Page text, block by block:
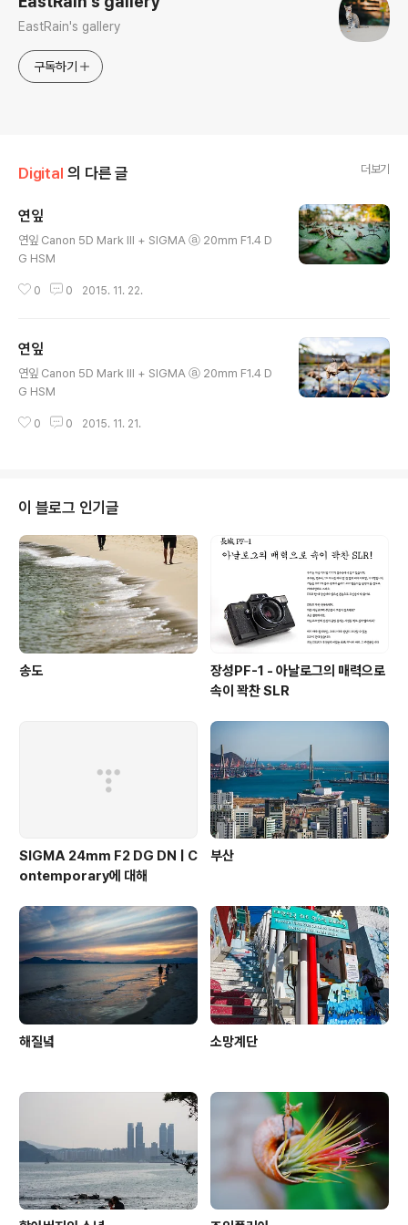
EastRain's gallery
구독하기
Digital 의 다른 글 더보기
연잎
연잎 Canon 5D Mark III + SIGMA ⓐ 20mm F1.4 D
G HSM
0 0 2015. 11. 22.
연잎
연잎 Canon 5D Mark III + SIGMA ⓐ 20mm F1.4 D
G HSM
0 0 2015. 11. 21.
이 블로그 인기글
송도
장성PF-1 - 아날로그의 매력으로
속이 꽉찬 SLR
SIGMA 24mm F2 DG DN | C
ontemporary에 대해
부산
해질녘 소망계단